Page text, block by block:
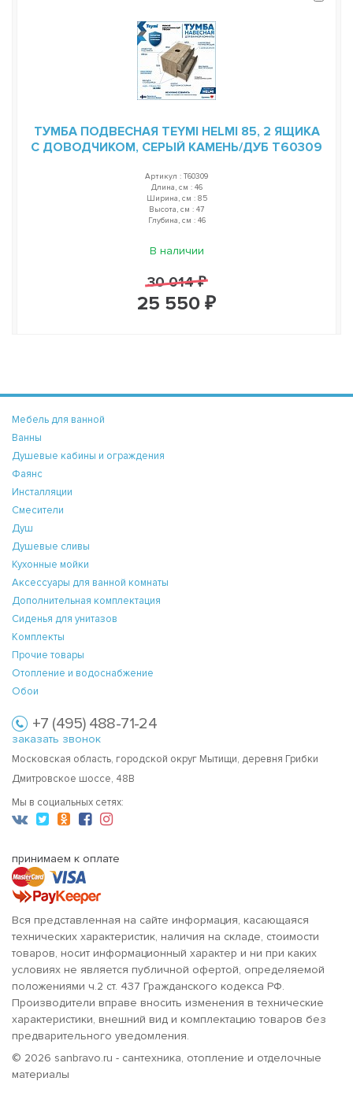
ТУМБА ПОДВЕСНАЯ TEYMI HELMI 85, 2 ЯЩИКА
С ДОВОДЧИКОМ, СЕРЫЙ КАМЕНЬ/ДУБ T60309
Артикул : T60309
Длина, см : 46
Ширина, см : 85
Высота, см : 47
Глубина, см : 46
В наличии
30 014 ₽
25 550 ₽
Мебель для ванной
Ванны
Душевые кабины и ограждения
Фаянс
Инсталляции
Смесители
Душ
Душевые сливы
Кухонные мойки
Аксессуары для ванной комнаты
Дополнительная комплектация
Сиденья для унитазов
Комплекты
Прочие товары
Отопление и водоснабжение
Обои
+7 (495) 488-71-24
заказать звонок
Московская область, городской округ Мытищи, деревня Грибки
Дмитровское шоссе, 48В
Мы в социальных сетях:
принимаем к оплате
Вся представленная на сайте информация, касающаяся
технических характеристик, наличия на складе, стоимости
товаров, носит информационный характер и ни при каких
условиях не является публичной офертой, определяемой
положениями ч.2 ст. 437 Гражданского кодекса РФ.
Производители вправе вносить изменения в технические
характеристики, внешний вид и комплектацию товаров без
предварительного уведомления.
© 2026 sanbravo.ru - сантехника, отопление и отделочные
материалы